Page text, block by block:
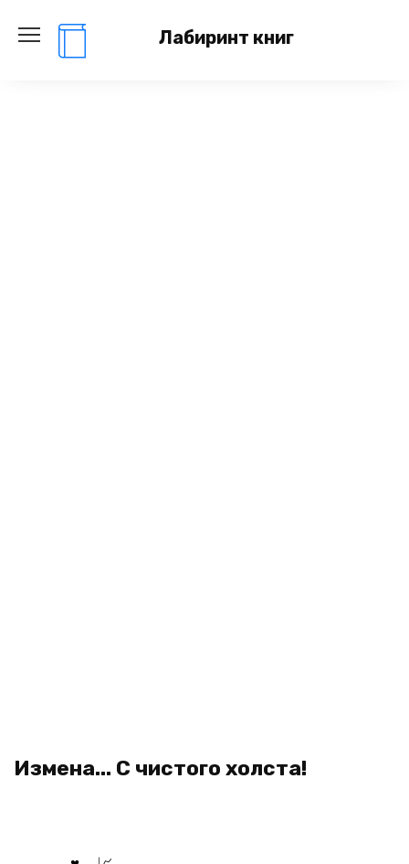
содержанию
Лабиринт книг
Измена... С чистого холста!